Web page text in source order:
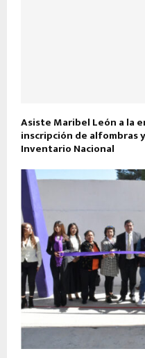
Asiste Maribel León a la
inscripción de alfombras
Inventario Nacional